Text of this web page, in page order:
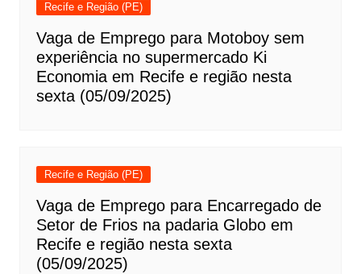
Recife e Região (PE)
Vaga de Emprego para Motoboy sem
experiência no supermercado Ki
Economia em Recife e região nesta
sexta (05/09/2025)
Recife e Região (PE)
Vaga de Emprego para Encarregado de
Setor de Frios na padaria Globo em
Recife e região nesta sexta
(05/09/2025)